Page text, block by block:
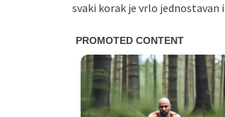
svaki korak je vrlo jednostavan